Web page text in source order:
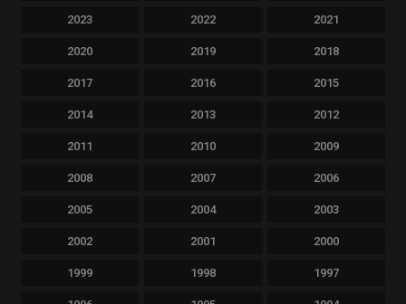
2023 2022 2021
2020 2019 2018
2017 2016 2015
2014 2013 2012
2011 2010 2009
2008 2007 2006
2005 2004 2003
2002 2001 2000
1999 1998 1997